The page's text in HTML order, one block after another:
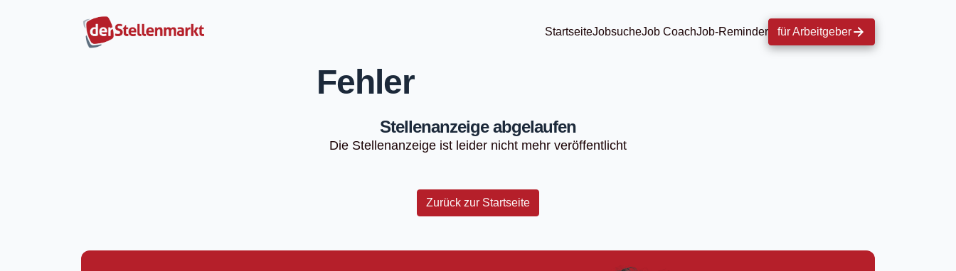
StartseiteJobsucheJob CoachJob-Reminder für Arbeitgeber
Fehler
Stellenanzeige abgelaufen
Die Stellenanzeige ist leider nicht mehr veröffentlicht
Zurück zur Startseite